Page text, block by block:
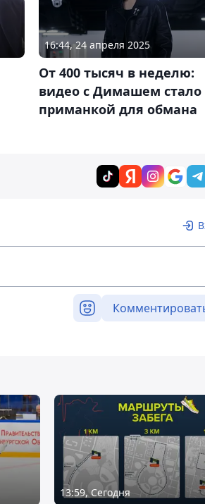
16:44, 24 апреля 2025
От 400 тысяч в неделю:
видео с Димашем стало
приманкой для обмана
13:59, Сегодня